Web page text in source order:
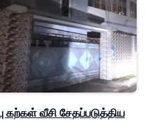
வீசி சேதப்படுத்திய